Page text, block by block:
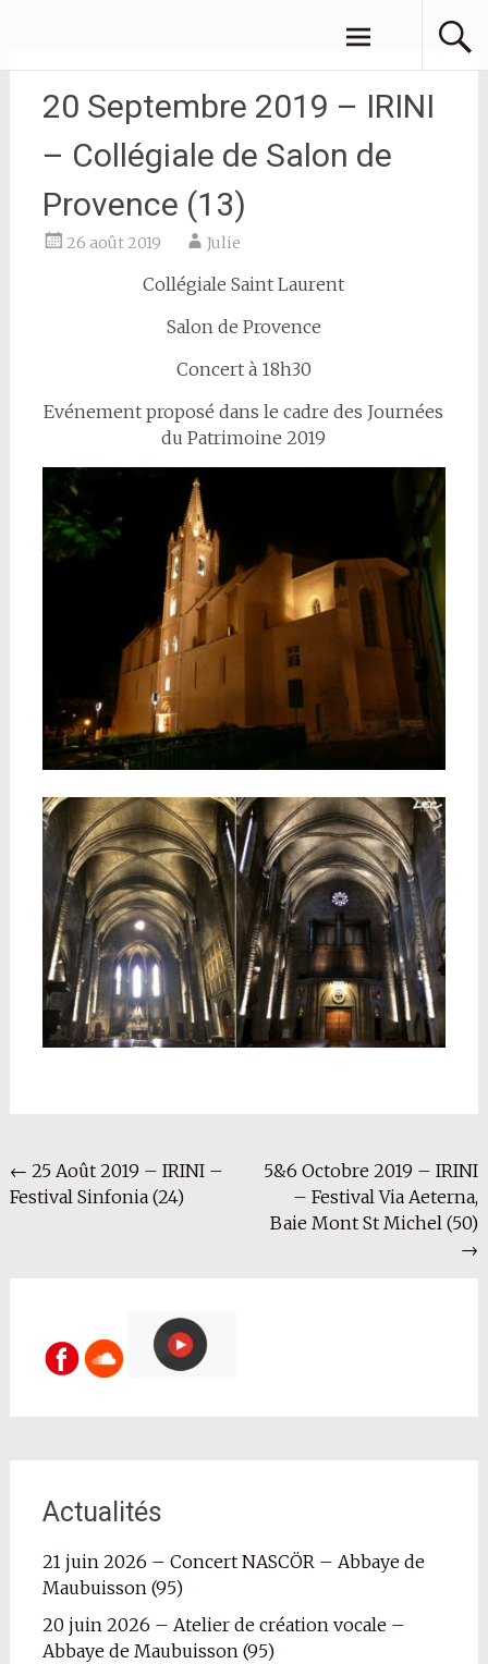
contenu
principal20 Septembre 2019 – IRINI
– Collégiale de Salon de
Provence (13)
26 août 2019 Julie
Collégiale Saint Laurent
Salon de Provence
Concert à 18h30
Evénement proposé dans le cadre des Journées
du Patrimoine 2019
Navigation
de
← 25 Août 2019 – IRINI –
Festival Sinfonia (24)
5&6 Octobre 2019 – IRINI
– Festival Via Aeterna,
Baie Mont St Michel (50)
→
Actualités
21 juin 2026 – Concert NASCÖR – Abbaye de
Maubuisson (95)
20 juin 2026 – Atelier de création vocale –
Abbaye de Maubuisson (95)